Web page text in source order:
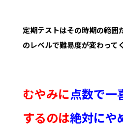
定期テストはその時期の範囲
のレベルで難易度が変わって
むやみに点数で一
するのは絶対にや